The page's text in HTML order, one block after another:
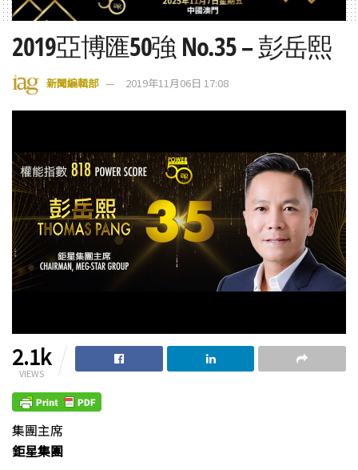
2019亞博匯50強 No.35 – 彭岳熙
新聞編輯部 2019年11月06日 17:08
2.1k
VIEWS
集團主席
鉅星集團